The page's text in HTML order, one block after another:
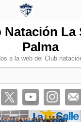
Natación La
Palma
a la web del Club